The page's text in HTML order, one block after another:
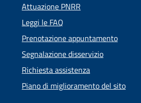
Attuazione PNRR
Leggi le FAQ
Prenotazione appuntamento
Segnalazione disservizio
Richiesta assistenza
Piano di miglioramento del sito